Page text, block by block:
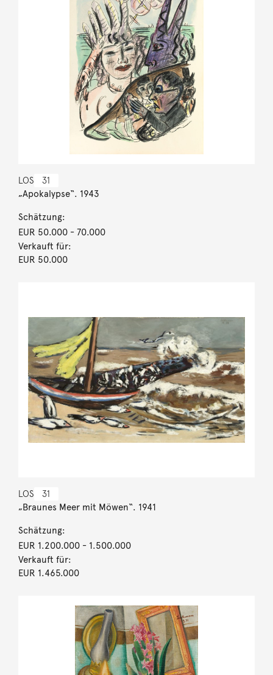
LOS 31
„Apokalypse“. 1943
Schätzung:
EUR 50.000- 70.000
Verkauft für:
EUR 50.000
LOS 31
„Braunes Meer mit Möwen“. 1941
Schätzung:
EUR 1.200.000- 1.500.000
Verkauft für:
EUR 1.465.000